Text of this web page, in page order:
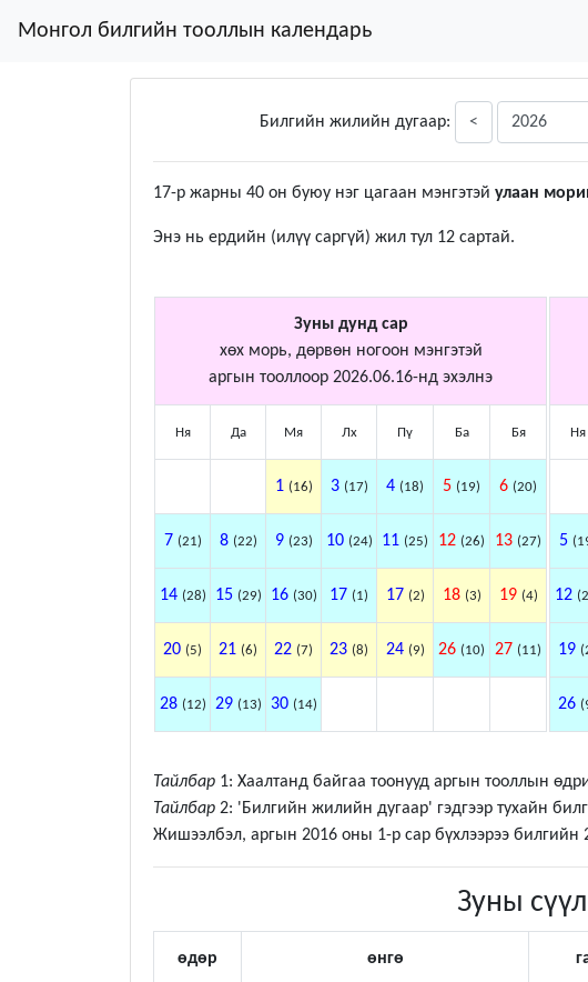
Монгол билгийн тооллын календарь
Билгийн жилийн дугаар: <
17-р жарны 40 он буюу нэг цагаан мэнгэтэй улаан
Энэ нь ердийн (илүү саргүй) жил тул 12 сартай.
Зуны дунд сар
хөх морь, дөрвөн ногоон мэнгэтэй
аргын тооллоор 2026.06.16-нд эхэлнэ
Ня Да Мя Лх Пү Ба Бя
1 (16) 3 (17) 4 (18) 5 (19) 6 (20)
7 (21) 8 (22) 9 (23) 10 (24) 11 (25) 12 (26) 13 (27)
14 (28) 15 (29) 16 (30) 17 (1) 17 (2) 18 (3) 19 (4)
20 (5) 21 (6) 22 (7) 23 (8) 24 (9) 26 (10) 27 (11)
28 (12) 29 (13) 30 (14)
Ня
5
12
19
26
Тайлбар 1: Хаалтанд байгаа тоонууд аргын тооллын
Тайлбар 2: 'Билгийн жилийн дугаар' гэдгээр тухайн
Жишээлбэл, аргын 2016 оны 1-р сар бүхлээрээ билгийн
Зуны
өдөр өнгө